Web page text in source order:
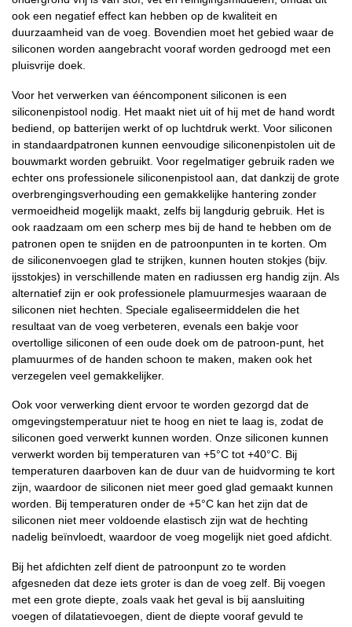
ook een negatief effect kan hebben op de kwaliteit en
duurzaamheid van de voeg. Bovendien moet het gebied waar de
siliconen worden aangebracht vooraf worden gedroogd met een
pluisvrije doek.
Voor het verwerken van ééncomponent siliconen is een
siliconenpistool nodig. Het maakt niet uit of hij met de hand wordt
bediend, op batterijen werkt of op luchtdruk werkt. Voor siliconen
in standaardpatronen kunnen eenvoudige siliconenpistolen uit de
bouwmarkt worden gebruikt. Voor regelmatiger gebruik raden we
echter ons professionele siliconenpistool aan, dat dankzij de grote
overbrengingsverhouding een gemakkelijke hantering zonder
vermoeidheid mogelijk maakt, zelfs bij langdurig gebruik. Het is
ook raadzaam om een scherp mes bij de hand te hebben om de
patronen open te snijden en de patroonpunten in te korten. Om
de siliconenvoegen glad te strijken, kunnen houten stokjes (bijv.
ijsstokjes) in verschillende maten en radiussen erg handig zijn. Als
alternatief zijn er ook professionele plamuurmesjes waaraan de
siliconen niet hechten. Speciale egaliseermiddelen die het
resultaat van de voeg verbeteren, evenals een bakje voor
overtollige siliconen of een oude doek om de patroon-punt, het
plamuurmes of de handen schoon te maken, maken ook het
verzegelen veel gemakkelijker.
Ook voor verwerking dient ervoor te worden gezorgd dat de
omgevingstemperatuur niet te hoog en niet te laag is, zodat de
siliconen goed verwerkt kunnen worden. Onze siliconen kunnen
verwerkt worden bij temperaturen van +5°C tot +40°C. Bij
temperaturen daarboven kan de duur van de huidvorming te kort
zijn, waardoor de siliconen niet meer goed glad gemaakt kunnen
worden. Bij temperaturen onder de +5°C kan het zijn dat de
siliconen niet meer voldoende elastisch zijn wat de hechting
nadelig beïnvloedt, waardoor de voeg mogelijk niet goed afdicht.
Bij het afdichten zelf dient de patroonpunt zo te worden
afgesneden dat deze iets groter is dan de voeg zelf. Bij voegen
met een grote diepte, zoals vaak het geval is bij aansluiting
voegen of dilatatievoegen, dient de diepte vooraf gevuld te